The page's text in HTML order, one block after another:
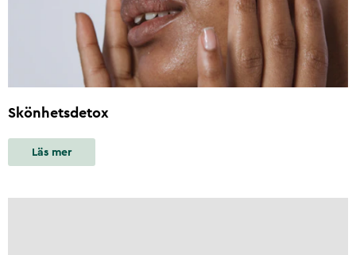
Skönhetsdetox
Läs mer